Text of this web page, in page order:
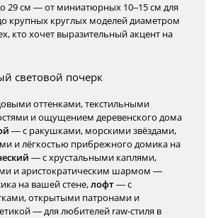
29 см — от миниатюрных 10–15 см для
крупных круглых моделей диаметром
кто хочет выразительный акцент на
световой почерк
оттенками, текстильными
и ощущением деревенского дома
— с ракушками, морскими звёздами,
и лёгкостью прибрежного домика на
— с хрустальными каплями,
и аристократическим шармом —
на вашей стене,лофт— с
открытыми патронами и
— для любителей raw-стиля в